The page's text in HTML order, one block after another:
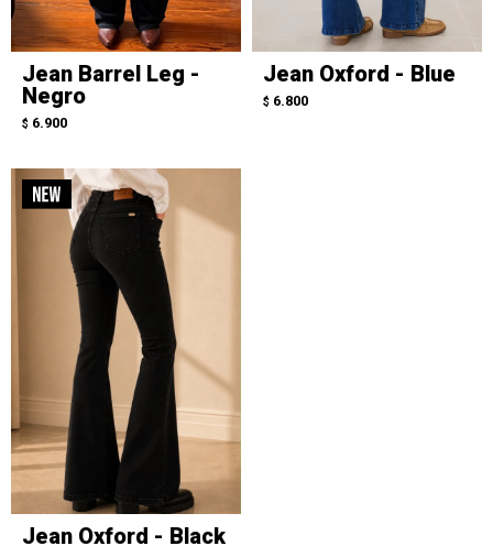
Jean Barrel Leg -
Negro
$ 6.900
Jean Oxford - Blue
$ 6.800
Jean Oxford - Black